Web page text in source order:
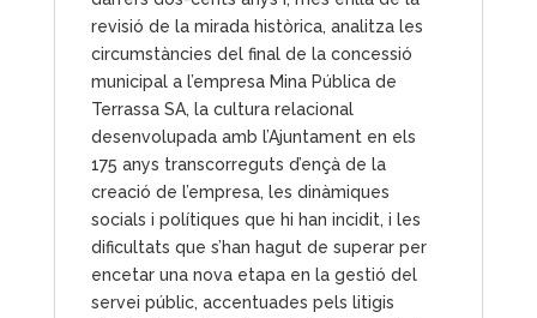
revisió de la mirada històrica, analitza les
circumstàncies del final de la concessió
municipal a l’empresa Mina Pública de
Terrassa SA, la cultura relacional
desenvolupada amb l’Ajuntament en els
175 anys transcorreguts d’ençà de la
creació de l’empresa, les dinàmiques
socials i polítiques que hi han incidit, i les
dificultats que s’han hagut de superar per
encetar una nova etapa en la gestió del
servei públic, accentuades pels litigis